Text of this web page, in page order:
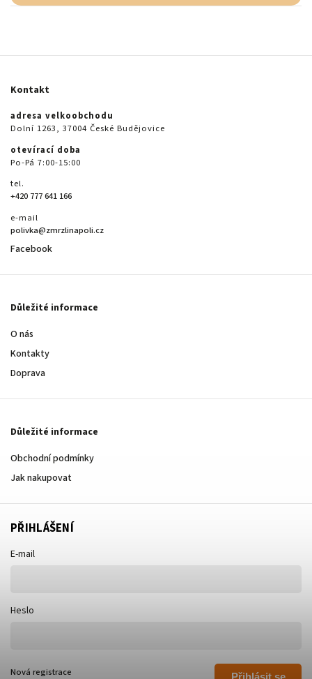
Kontakt
adresa velkoobchodu
Dolní 1263, 37004 České Budějovice
otevírací doba
Po-Pá 7:00-15:00
tel.
+420 777 641 166
e-mail
polivka@zmrzlinapoli.cz
Facebook
Důležité informace
O nás
Kontakty
Doprava
Důležité informace
Obchodní podmínky
Jak nakupovat
PŘIHLÁŠENÍ
E-mail
Heslo
Nová registrace